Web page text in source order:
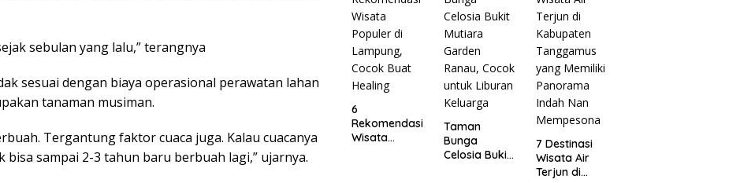
sebulan yang lalu,” terangnya
sesuai dengan biaya operasional perawatan lahan
tanaman musiman.
Tergantung faktor cuaca juga. Kalau cuacanya
sampai 2-3 tahun baru berbuah lagi,” ujarnya.
untuk Liburan
di Akhir
Pekan
6
Rekomendasi
Wisata
Taman
Bunga
Celosia Bukit
7 Destinasi
Wisata Air
Terjun di